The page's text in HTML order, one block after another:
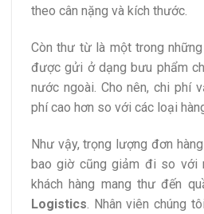
theo cân nặng và kích thước.
Còn thư từ là một trong
được gửi ở dạng bưu phẩm
nước ngoài. Cho nên, chi phí
phí cao hơn so với các loại
Như vậy, trọng lượng đơn
bao giờ cũng giảm đi so với
khách hàng mang thư đến
Logistics. Nhân viên chúng